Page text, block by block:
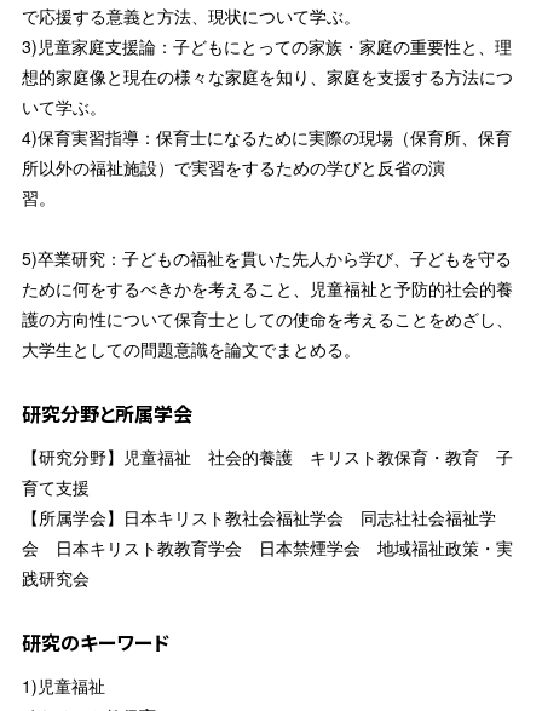
で応援する意義と方法、現状について学ぶ。
3)児童家庭支援論：子どもにとっての家族・家庭の重要性と、理
想的家庭像と現在の様々な家庭を知り、家庭を支援する方法につ
いて学ぶ。
4)保育実習指導：保育士になるために実際の現場（保育所、保育
所以外の福祉施設）で実習をするための学びと反省の演
習。
5)卒業研究：子どもの福祉を貫いた先人から学び、子どもを守る
ために何をするべきかを考えること、児童福祉と予防的社会的養
護の方向性について保育士としての使命を考えることをめざし、
大学生としての問題意識を論文でまとめる。
研究分野と所属学会
【研究分野】児童福祉 社会的養護 キリスト教保育・教育 子
育て支援
【所属学会】日本キリスト教社会福祉学会 同志社社会福祉学
会 日本キリスト教教育学会 日本禁煙学会 地域福祉政策・実
践研究会
研究のキーワード
1)児童福祉